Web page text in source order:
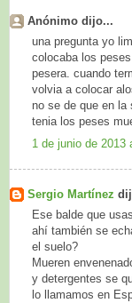
Anónimo dijo...
una pregunta yo
colocaba los
pesera. cuando
volvia a colocar
no se de que en la
tenia los peses
1 de junio de 2013
Sergio Martínez
Ese balde que
ahí también se
el suelo?
Mueren
y detergentes se
lo llamamos en